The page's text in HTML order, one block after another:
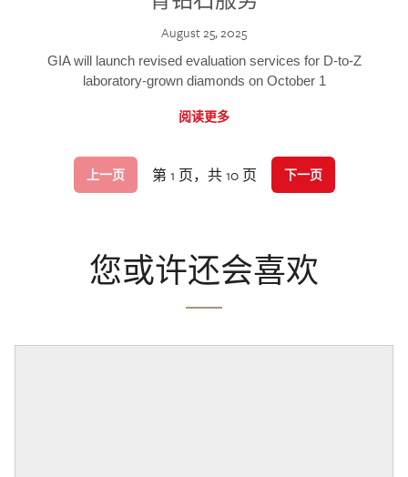
August 25, 2025
GIA will launch revised evaluation services for D-to-Z
laboratory-grown diamonds on October 1
阅读更多
上一页 第 1 页，共 10 页 下一页
您或许还会喜欢